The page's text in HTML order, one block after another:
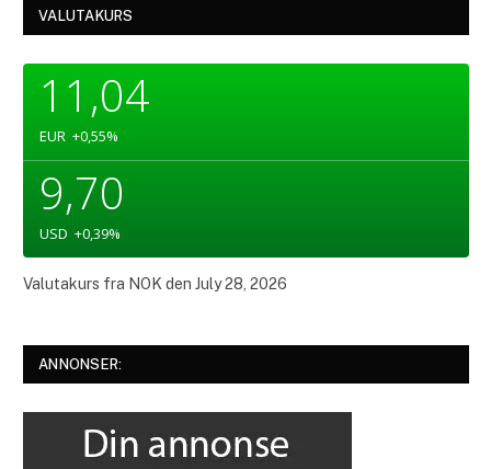
VALUTAKURS
11,04
EUR +0,55%
9,70
USD +0,39%
Valutakurs fra NOK den July 28, 2026
ANNONSER: